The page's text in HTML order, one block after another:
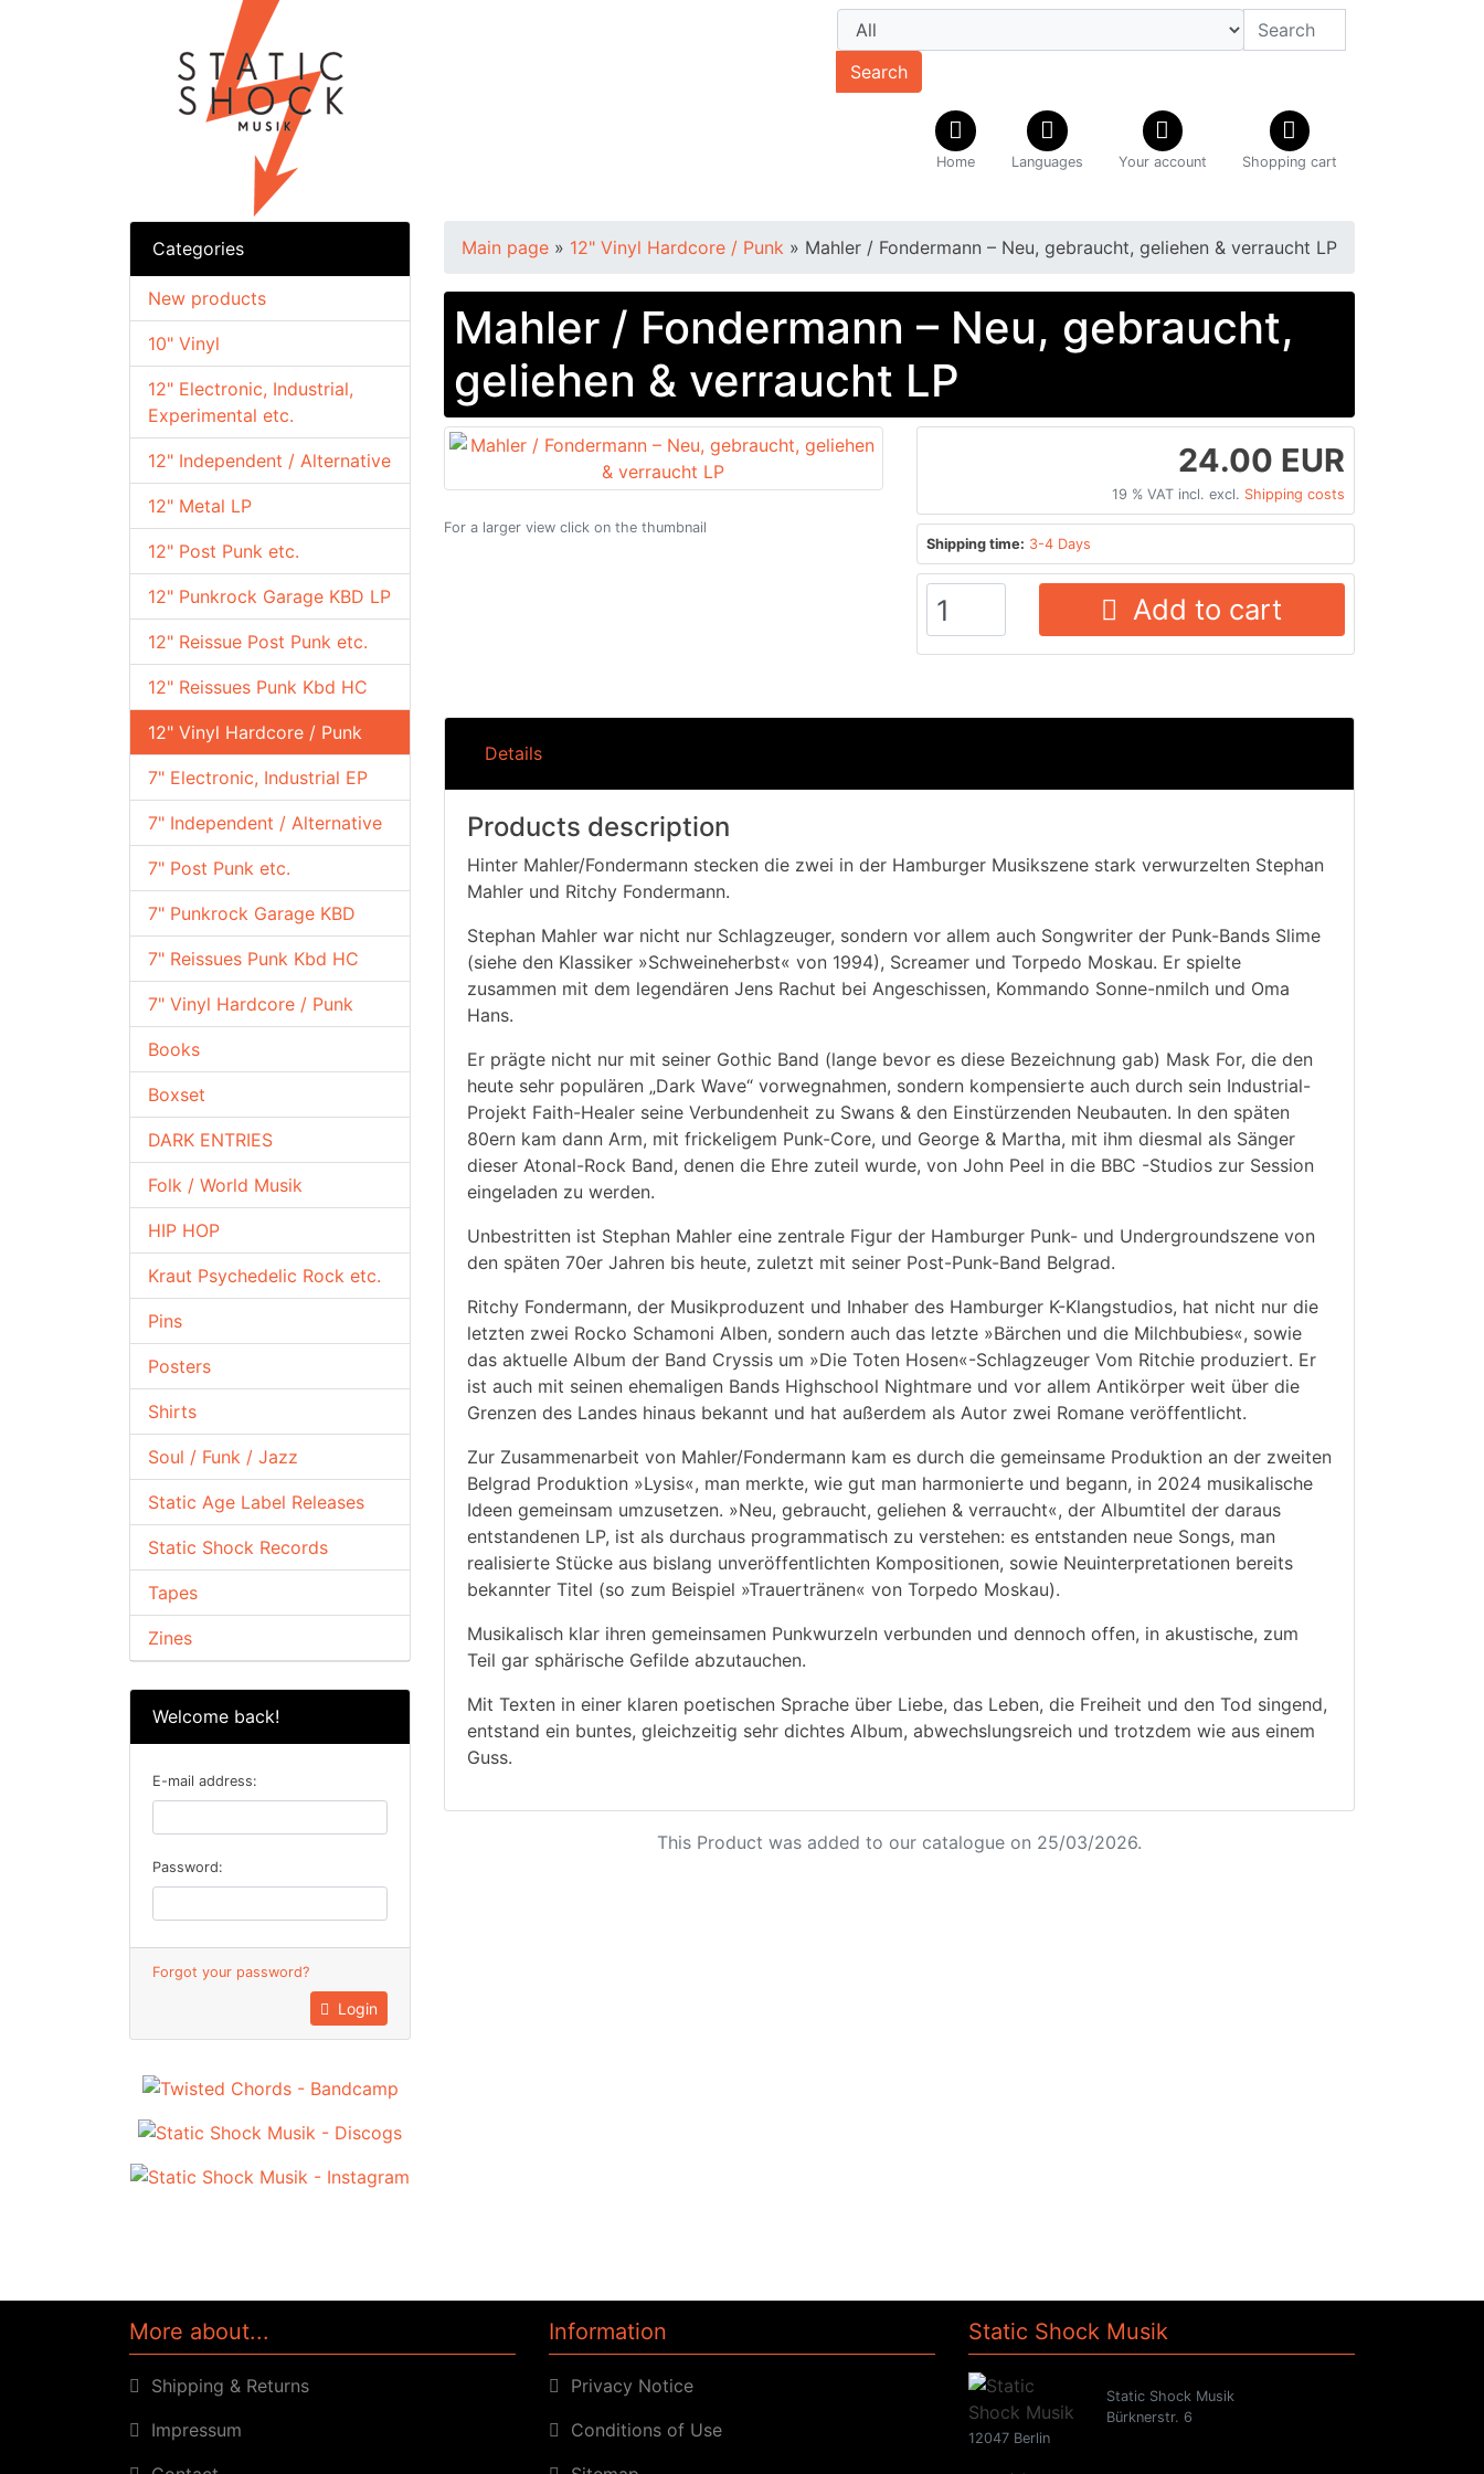
Search
Home Languages Your account Shopping cart
Categories
10" Vinyl
12" Electronic, Industrial,
Experimental etc.
12" Independent / Alternative
12" Metal LP
12" Post Punk etc.
12" Punkrock Garage KBD LP
12" Reissue Post Punk etc.
12" Reissues Punk Kbd HC
12" Vinyl Hardcore / Punk
7" Electronic, Industrial EP
7" Independent / Alternative
7" Post Punk etc.
7" Punkrock Garage KBD
7" Reissues Punk Kbd HC
7" Vinyl Hardcore / Punk
Books
Boxset
DARK ENTRIES
Folk / World Musik
HIP HOP
Kraut Psychedelic Rock etc.
Pins
Posters
Shirts
Soul / Funk / Jazz
Static Age Label Releases
Static Shock Records
Tapes
Zines
New products
Welcome back!
E-mail address:
Password:
Forgot your password?
Login
Main page » 12" Vinyl Hardcore / Punk » Mahler / Fondermann – Neu, gebraucht, geliehen & verraucht LP
Mahler / Fondermann – Neu, gebraucht,
geliehen & verraucht LP
For a larger view click on the thumbnail
24.00 EUR
19 % VAT incl. excl. Shipping costs
Shipping time: 3-4 Days
Add to cart
Details
Products description
Hinter Mahler/Fondermann stecken die zwei in der Hamburger Musikszene stark verwurzelten Stephan
Mahler und Ritchy Fondermann.
Stephan Mahler war nicht nur Schlagzeuger, sondern vor allem auch Songwriter der Punk-Bands Slime
(siehe den Klassiker »Schweineherbst« von 1994), Screamer und Torpedo Moskau. Er spielte
zusammen mit dem legendären Jens Rachut bei Angeschissen, Kommando Sonne-nmilch und Oma
Hans.
Er prägte nicht nur mit seiner Gothic Band (lange bevor es diese Bezeichnung gab) Mask For, die den
heute sehr populären „Dark Wave“ vorwegnahmen, sondern kompensierte auch durch sein Industrial-
Projekt Faith-Healer seine Verbundenheit zu Swans & den Einstürzenden Neubauten. In den späten
80ern kam dann Arm, mit frickeligem Punk-Core, und George & Martha, mit ihm diesmal als Sänger
dieser Atonal-Rock Band, denen die Ehre zuteil wurde, von John Peel in die BBC -Studios zur Session
eingeladen zu werden.
Unbestritten ist Stephan Mahler eine zentrale Figur der Hamburger Punk- und Undergroundszene von
den späten 70er Jahren bis heute, zuletzt mit seiner Post-Punk-Band Belgrad.
Ritchy Fondermann, der Musikproduzent und Inhaber des Hamburger K-Klangstudios, hat nicht nur die
letzten zwei Rocko Schamoni Alben, sondern auch das letzte »Bärchen und die Milchbubies«, sowie
das aktuelle Album der Band Cryssis um »Die Toten Hosen«-Schlagzeuger Vom Ritchie produziert. Er
ist auch mit seinen ehemaligen Bands Highschool Nightmare und vor allem Antikörper weit über die
Grenzen des Landes hinaus bekannt und hat außerdem als Autor zwei Romane veröffentlicht.
Zur Zusammenarbeit von Mahler/Fondermann kam es durch die gemeinsame Produktion an der zweiten
Belgrad Produktion »Lysis«, man merkte, wie gut man harmonierte und begann, in 2024 musikalische
Ideen gemeinsam umzusetzen. »Neu, gebraucht, geliehen & verraucht«, der Albumtitel der daraus
entstandenen LP, ist als durchaus programmatisch zu verstehen: es entstanden neue Songs, man
realisierte Stücke aus bislang unveröffentlichten Kompositionen, sowie Neuinterpretationen bereits
bekannter Titel (so zum Beispiel »Trauertränen« von Torpedo Moskau).
Musikalisch klar ihren gemeinsamen Punkwurzeln verbunden und dennoch offen, in akustische, zum
Teil gar sphärische Gefilde abzutauchen.
Mit Texten in einer klaren poetischen Sprache über Liebe, das Leben, die Freiheit und den Tod singend,
entstand ein buntes, gleichzeitig sehr dichtes Album, abwechslungsreich und trotzdem wie aus einem
Guss.
This Product was added to our catalogue on 25/03/2026.
More about...
Shipping & Returns
Impressum
Information
Privacy Notice
Conditions of Use
Static Shock Musik
Static Shock Musik
Bürknerstr. 6
12047 Berlin